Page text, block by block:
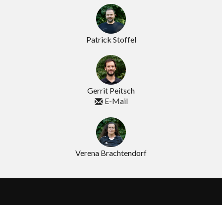
Patrick Stoffel
Gerrit Peitsch
E-Mail
Verena Brachtendorf